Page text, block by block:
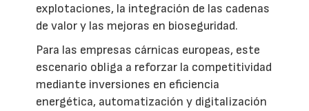
explotaciones, la integración de las cadenas
de valor y las mejoras en bioseguridad.
Para las empresas cárnicas europeas, este
escenario obliga a reforzar la competitividad
mediante inversiones en eficiencia
energética, automatización y digitalización